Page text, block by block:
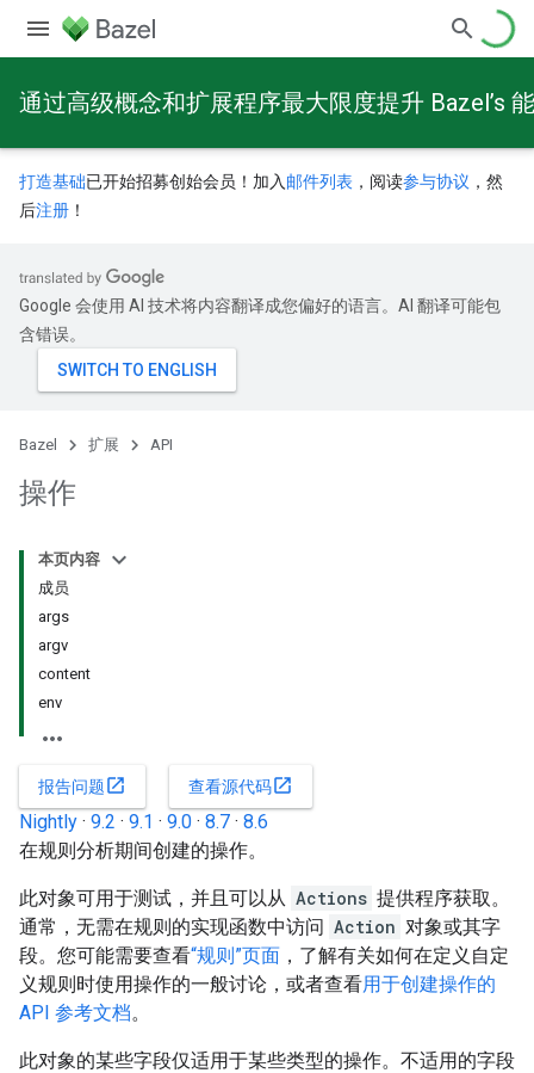
通过高级概念和扩展程序最大限度提升 Bazel’s
打造基础已开始招募创始会员！加入 邮件列表 ，阅读参与协议 ，然
后注册 ！
Google 会使用 AI 技术将内容翻译成您偏好的语言。AI 翻译可能包
含错误。
Bazel 扩展 API
操作
本页内容
成员
args
argv
content
env
报告问题open_in_new 查看源代码open_in_new
Nightly · 9.2 · 9.1 · 9.0 · 8.7 · 8.6
在规则分析期间创建的操作。
此对象可用于测试，并且可以从 Actions 提供程序获取。
通常，无需在规则的实现函数中访问 Action 对象或其字
段。您可能需要查看“规则”页面 ，了解有关如何在定义自定
义规则时使用操作的一般讨论，或者查看用于创建操作的
API 参考文档。
此对象的某些字段仅适用于某些类型的操作。不适用的字段